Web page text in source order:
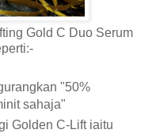
Gold C Duo Serum
"50%
sahaja"
Golden C-Lift iaitu